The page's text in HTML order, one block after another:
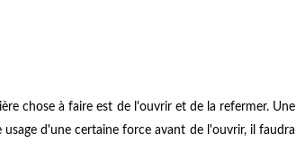
chose à faire est de l'ouvrir et de la refermer. Une
d'une certaine force avant de l'ouvrir, il faudra